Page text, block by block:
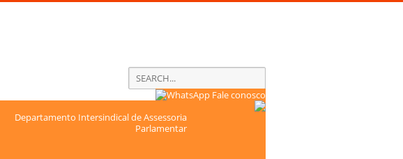
Fale conosco
Departamento Intersindical de Assessoria
Parlamentar